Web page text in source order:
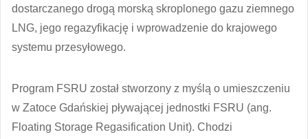
dostarczanego drogą morską skroplonego gazu ziemnego
LNG, jego regazyfikację i wprowadzenie do krajowego
systemu przesyłowego.
Program FSRU został stworzony z myślą o umieszczeniu
w Zatoce Gdańskiej pływającej jednostki FSRU (ang.
Floating Storage Regasification Unit). Chodzi